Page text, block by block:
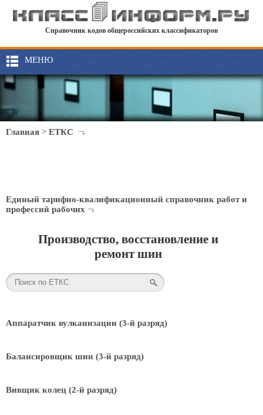
Справочник кодов общероссийских классификаторов
МЕНЮ
Главная > ЕТКС
Единый тарифно-квалификационный справочник работ и
профессий рабочих
Производство, восстановление и
ремонт шин
Аппаратчик вулканизации (3-й разряд)
Балансировщик шин (3-й разряд)
Вивщик колец (2-й разряд)